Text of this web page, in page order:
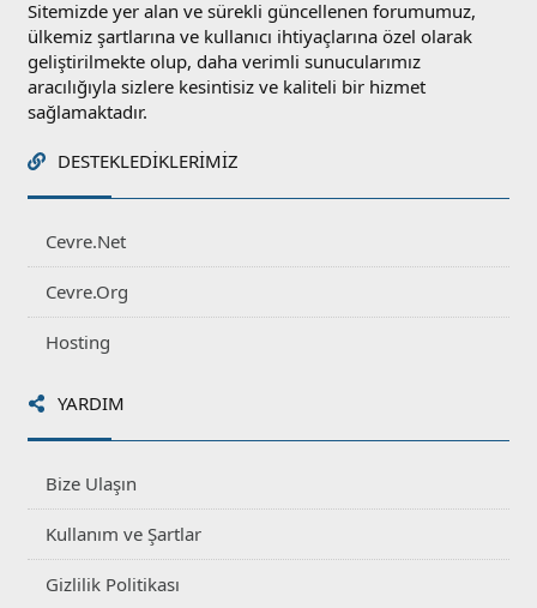
Sitemizde yer alan ve sürekli güncellenen forumumuz,
ülkemiz şartlarına ve kullanıcı ihtiyaçlarına özel olarak
geliştirilmekte olup, daha verimli sunucularımız
aracılığıyla sizlere kesintisiz ve kaliteli bir hizmet
sağlamaktadır.
DESTEKLEDIKLERIMIZ
Cevre.Net
Cevre.Org
Hosting
YARDIM
Bize Ulaşın
Kullanım ve Şartlar
Gizlilik Politikası